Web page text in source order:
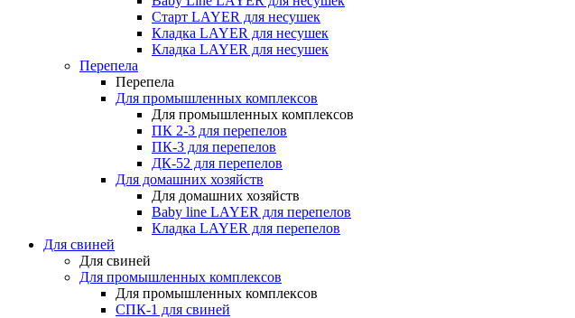
Старт LAYER для несушек
Кладка LAYER для несушек
Кладка LAYER для несушек
Перепела
Перепела
Для промышленных комплексов
Для промышленных комплексов
ПК 2-3 для перепелов
ПК-3 для перепелов
ДК-52 для перепелов
Для домашних хозяйств
Для домашних хозяйств
Baby line LAYER для перепелов
Кладка LAYER для перепелов
Для свиней
Для свиней
Для промышленных комплексов
Для промышленных комплексов
СПК-1 для свиней